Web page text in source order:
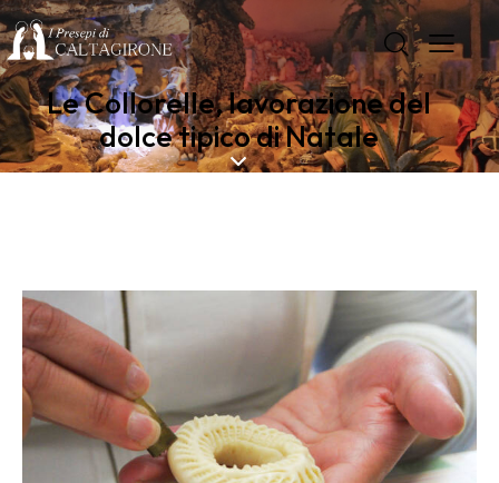
Le Collorelle, lavorazione del
dolce tipico di Natale